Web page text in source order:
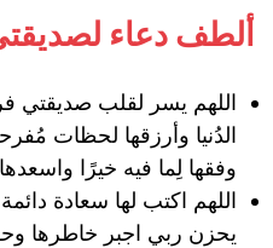
ألطف دعاء
اللهم يسر لقلب صديقتي
الدُنيا وأرزقها لحظات
وفقها لِما فيه خيرًا
اللهم اكتب لها سعادة
يحزن ربي اجبر خاطرها